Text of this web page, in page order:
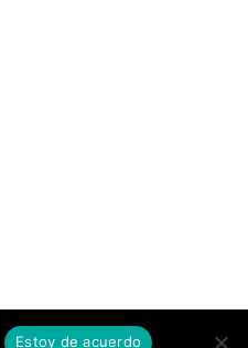
Estoy de acuerdo